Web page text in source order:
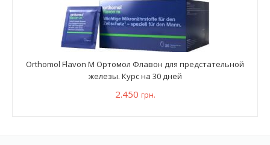
Orthomol Flavon M Ортомол Флавон для предстательной
железы. Курс на 30 дней
2.450 грн.